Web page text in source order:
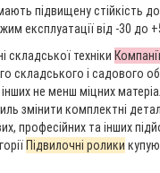
підвищену стійкість
експлуатації від -30 до
складської техніки
складського і садового
не менш міцних
змінити комплектні
професійних та інших
Підвилочні ролики